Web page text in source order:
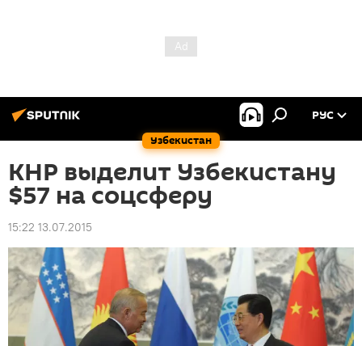
Узбекистан
РУС
КНР выделит Узбекистану
$57 на соцсферу
15:22 13.07.2015